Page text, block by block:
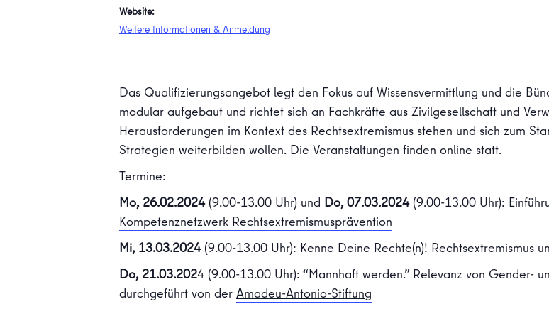
Website:
Weitere Informationen & Anmeldung
Das Qualifizierungsangebot legt den Fokus auf Wissensvermittlung und die
modular aufgebaut und richtet sich an Fachkräfte aus Zivilgesellschaft und
Herausforderungen im Kontext des Rechtsextremismus stehen und sich zum
Strategien weiterbilden wollen. Die Veranstaltungen finden online statt.
Termine:
Mo, 26.02.2024(9.00-13.00 Uhr) und Do, 07.03.2024(9.00-13.00 Uhr):
Kompetenznetzwerk Rechtsextremismusprävention
Mi, 13.03.2024(9.00-13.00 Uhr): Kenne Deine Rechte(n)! Rechtsextremismus
Do, 21.03.2024 (9.00-13.00 Uhr): “Mannhaft werden.” Relevanz von Gender-
durchgeführt von der Amadeu-Antonio-Stiftung